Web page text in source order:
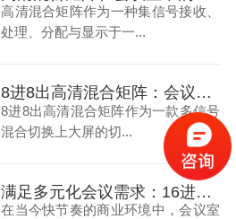
高清混合矩阵作为一种集信号接收、
处理、分配与显示于一...
8进8出高清混合矩阵：会议室信号处理的优化解决方案
8进8出高清混合矩阵作为一款多信号
混合切换上大屏的切...
满足多元化会议需求：16进16出高清混合矩阵的实战应用解析
在当今快节奏的商业环境中，会议室